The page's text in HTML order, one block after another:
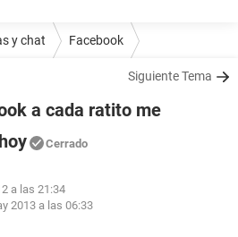
y chat Facebook
Siguiente Tema
a cada ratito me
Cerrado
a las 21:34
2013 a las 06:33